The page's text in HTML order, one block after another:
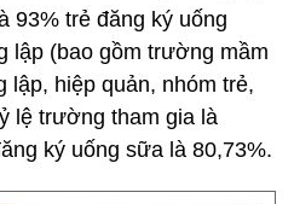
93% trẻ đăng ký uống
lập (bao gồm trường mầm
lập, hiệp quản, nhóm trẻ,
lệ trường tham gia là
ký uống sữa là 80,73%.